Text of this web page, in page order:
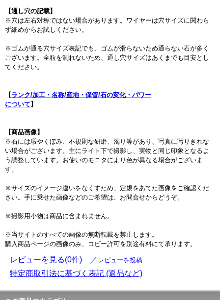
【通し穴の記載】
※穴は左右対称ではない場合があります。ワイヤーは穴サイズに関わら
ず細めからお試しください。
※ゴムが通る穴サイズ表記でも、ゴムが滑らないため通らない石が多く
ございます。全粒を測れないため、通し穴サイズはあくまでも目安とし
てください。
【ランク/加工・名称/産地・保管/石の変化・パワー
について 】
【商品画像】
※石には瑕やくぼみ、不規則な研磨、濁り等があり、写真に写りきれな
い場合がございます。主にライト下で撮影し、実物と同じ印象となるよ
う調整しています。お使いのモニタにより色が異なる場合がございま
す。
※サイズのイメージ違いをなくすため、定規をあてた画像をご確認くだ
さい。手に乗せた画像などのご希望は、お問合せからどうぞ。
※撮影用小物は商品に含まれません。
※当サイトのすべての画像の無断転載を禁止します。
購入商品ページの画像のみ、コピー許可を別途有料にて承ります。
レビューを見る(0件) ／ レビューを投稿
特定商取引法に基づく表記 (返品など)